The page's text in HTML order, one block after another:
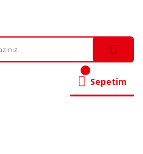
Sepetim